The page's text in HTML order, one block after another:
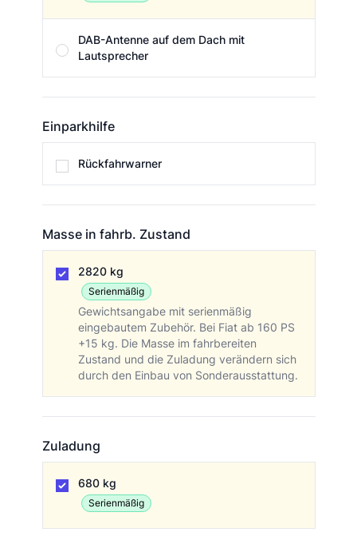
DAB-Antenne auf dem Dach mit
Lautsprecher
Einparkhilfe
Rückfahrwarner
Masse in fahrb. Zustand
2820 kg
Serienmäßig
Gewichtsangabe mit serienmäßig
eingebautem Zubehör. Bei Fiat ab 160 PS
+15 kg. Die Masse im fahrbereiten
Zustand und die Zuladung verändern sich
durch den Einbau von Sonderausstattung.
Zuladung
680 kg
Serienmäßig